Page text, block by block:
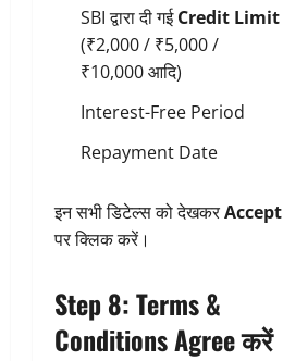
SBI द्वारा दी गईCredit Limit
(₹2,000 / ₹5,000 /
₹10,000 आदि)
Interest-Free Period
Repayment Date
इन सभी डिटेल्स को देखकरAccept
पर क्लिक करें।
Step 8: Terms &
Conditions Agree करें